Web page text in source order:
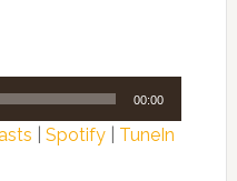
00:00
Spotify| TuneIn